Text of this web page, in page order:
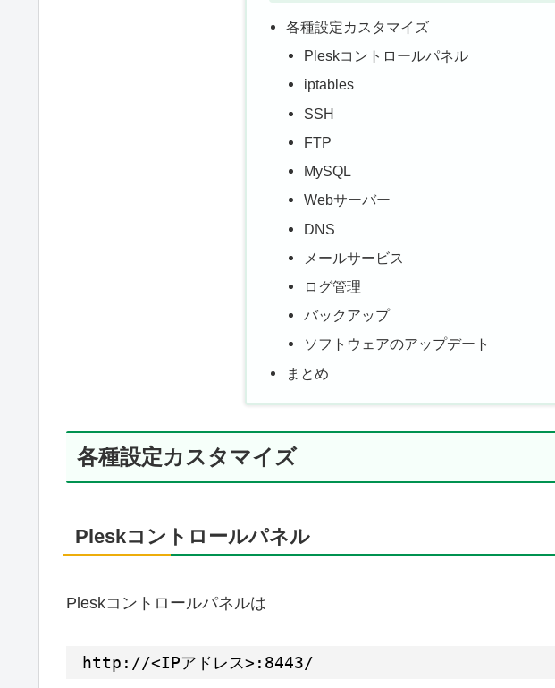
各種設定カスタマイズ
Pleskコントロールパネル
iptables
SSH
FTP
MySQL
Webサーバー
DNS
メールサービス
ログ管理
バックアップ
ソフトウェアのアップデート
まとめ
各種設定カスタマイズ
Pleskコントロールパネル
Pleskコントロールパネルは
http: //<IPアドレス>:8443/